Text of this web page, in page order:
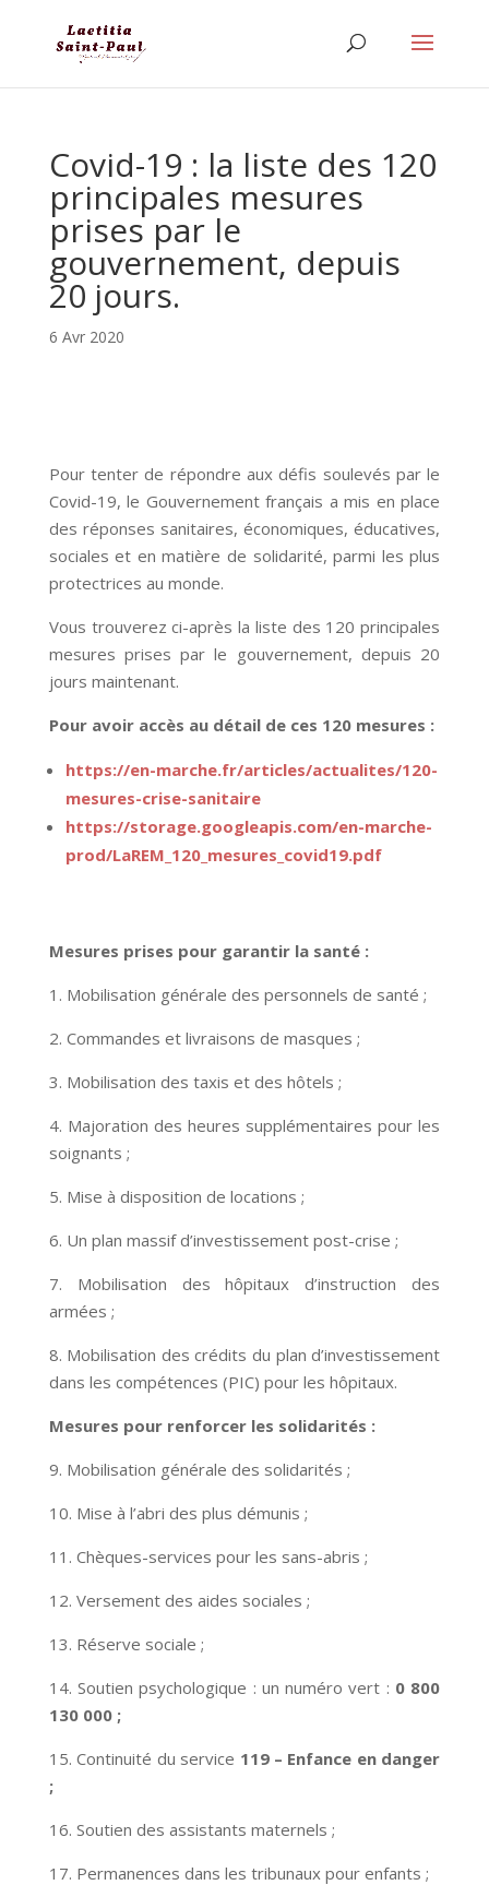
Covid-19 : la liste des 120
principales mesures
prises par le
gouvernement, depuis
20 jours.
6 Avr 2020
Pour tenter de répondre aux défis soulevés par le
Covid-19, le Gouvernement français a mis en place
des réponses sanitaires, économiques, éducatives,
sociales et en matière de solidarité, parmi les plus
protectrices au monde.
Vous trouverez ci-après la liste des 120 principales
mesures prises par le gouvernement, depuis 20
jours maintenant.
Pour avoir accès au détail de ces 120 mesures :
https://en-marche.fr/articles/actualites/120-
mesures-crise-sanitaire
https://storage.googleapis.com/en-marche-
prod/LaREM_120_mesures_covid19.pdf
Mesures prises pour garantir la santé :
1. Mobilisation générale des personnels de santé ;
2. Commandes et livraisons de masques ;
3. Mobilisation des taxis et des hôtels ;
4. Majoration des heures supplémentaires pour les
soignants ;
5. Mise à disposition de locations ;
6. Un plan massif d’investissement post-crise ;
7. Mobilisation des hôpitaux d’instruction des
armées ;
8. Mobilisation des crédits du plan d’investissement
dans les compétences (PIC) pour les hôpitaux.
Mesures pour renforcer les solidarités :
9. Mobilisation générale des solidarités ;
10. Mise à l’abri des plus démunis ;
11. Chèques-services pour les sans-abris ;
12. Versement des aides sociales ;
13. Réserve sociale ;
14. Soutien psychologique : un numéro vert : 0 800
130 000 ;
15. Continuité du service 119 – Enfance en danger
;
16. Soutien des assistants maternels ;
17. Permanences dans les tribunaux pour enfants ;